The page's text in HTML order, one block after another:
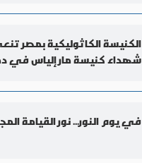
الكنيسة الكاثوليكية بمصر
شهداء كنيسة مار إلياس
في يوم النور... نور القيامة